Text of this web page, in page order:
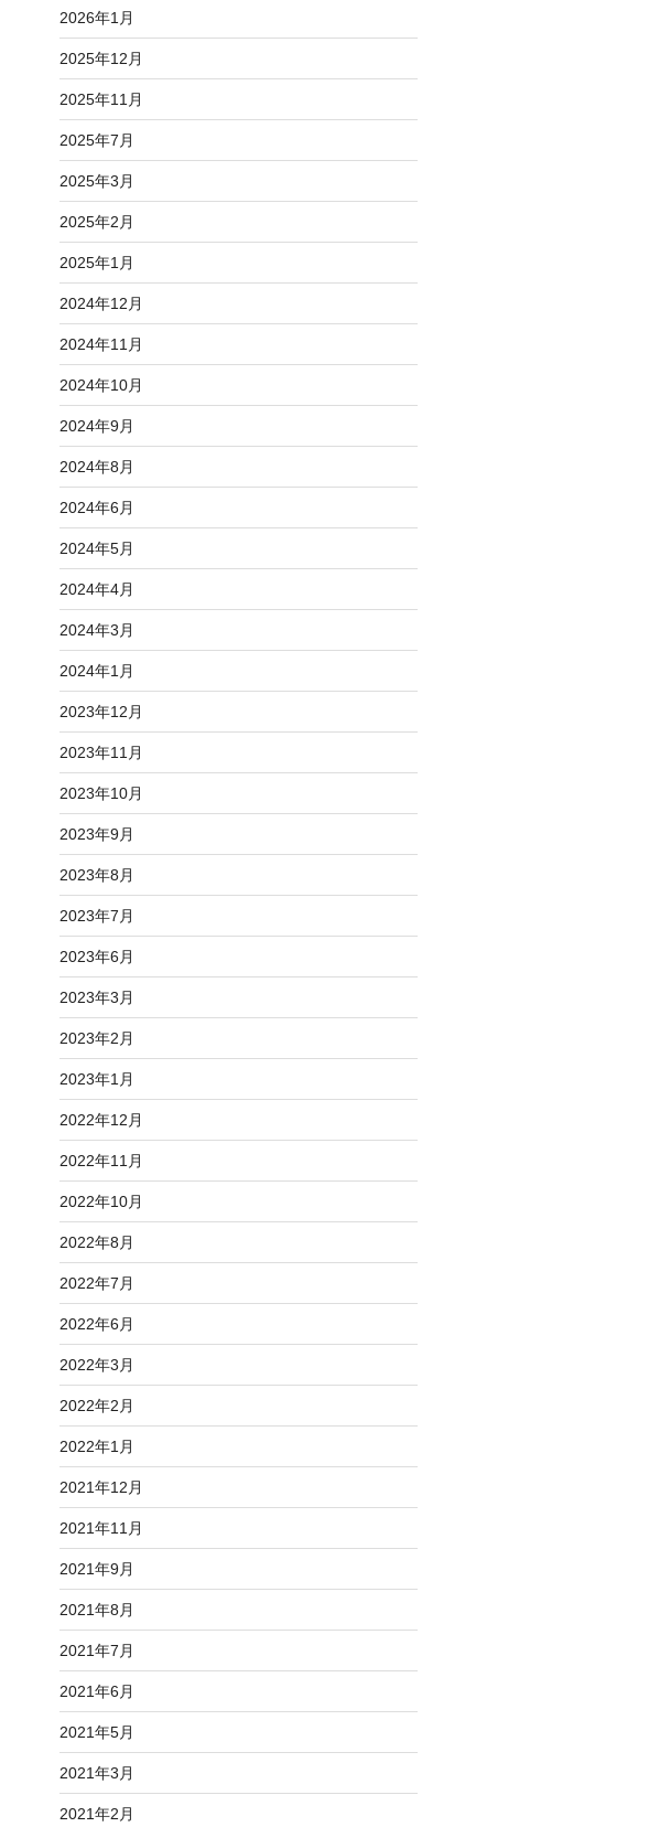
2026年1月
2025年12月
2025年11月
2025年7月
2025年3月
2025年2月
2025年1月
2024年12月
2024年11月
2024年10月
2024年9月
2024年8月
2024年6月
2024年5月
2024年4月
2024年3月
2024年1月
2023年12月
2023年11月
2023年10月
2023年9月
2023年8月
2023年7月
2023年6月
2023年3月
2023年2月
2023年1月
2022年12月
2022年11月
2022年10月
2022年8月
2022年7月
2022年6月
2022年3月
2022年2月
2022年1月
2021年12月
2021年11月
2021年9月
2021年8月
2021年7月
2021年6月
2021年5月
2021年3月
2021年2月